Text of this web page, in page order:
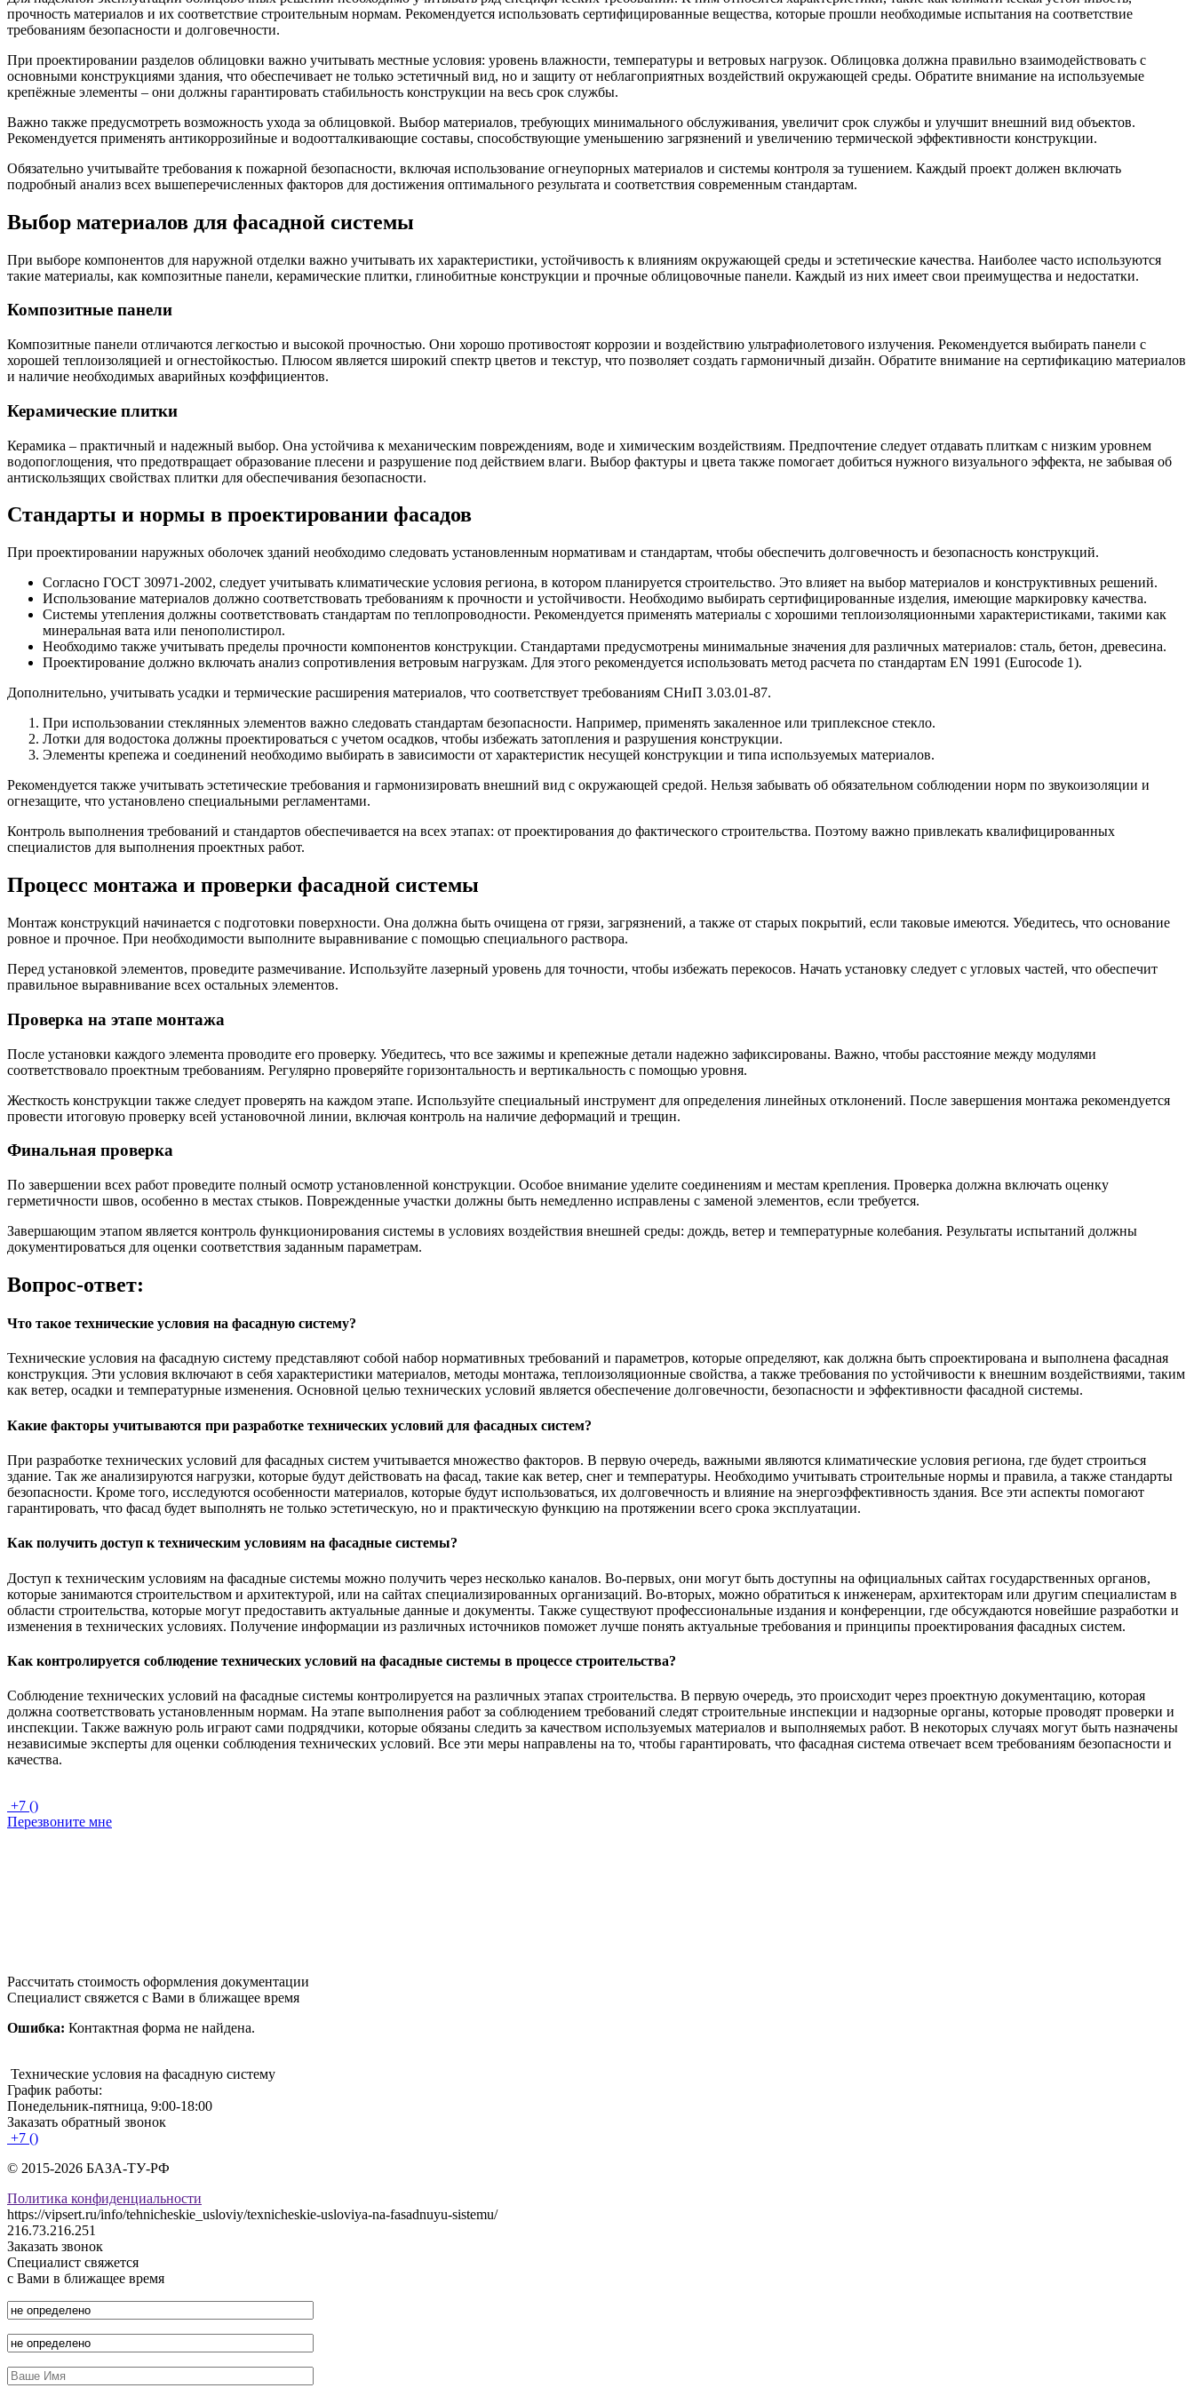
прочность материалов и их соответствие строительным нормам. Рекомендуется использовать сертифицированные вещества, которые прошли необходимые испытания на соответствие
требованиям безопасности и долговечности.
При проектировании разделов облицовки важно учитывать местные условия: уровень влажности, температуры и ветровых нагрузок. Облицовка должна правильно взаимодействовать с
основными конструкциями здания, что обеспечивает не только эстетичный вид, но и защиту от неблагоприятных воздействий окружающей среды. Обратите внимание на используемые
крепёжные элементы – они должны гарантировать стабильность конструкции на весь срок службы.
Важно также предусмотреть возможность ухода за облицовкой. Выбор материалов, требующих минимального обслуживания, увеличит срок службы и улучшит внешний вид объектов.
Рекомендуется применять антикоррозийные и водоотталкивающие составы, способствующие уменьшению загрязнений и увеличению термической эффективности конструкции.
Обязательно учитывайте требования к пожарной безопасности, включая использование огнеупорных материалов и системы контроля за тушением. Каждый проект должен включать
подробный анализ всех вышеперечисленных факторов для достижения оптимального результата и соответствия современным стандартам.
Выбор материалов для фасадной системы
При выборе компонентов для наружной отделки важно учитывать их характеристики, устойчивость к влияниям окружающей среды и эстетические качества. Наиболее часто используются
такие материалы, как композитные панели, керамические плитки, глинобитные конструкции и прочные облицовочные панели. Каждый из них имеет свои преимущества и недостатки.
Композитные панели
Композитные панели отличаются легкостью и высокой прочностью. Они хорошо противостоят коррозии и воздействию ультрафиолетового излучения. Рекомендуется выбирать панели с
хорошей теплоизоляцией и огнестойкостью. Плюсом является широкий спектр цветов и текстур, что позволяет создать гармоничный дизайн. Обратите внимание на сертификацию материалов
и наличие необходимых аварийных коэффициентов.
Керамические плитки
Керамика – практичный и надежный выбор. Она устойчива к механическим повреждениям, воде и химическим воздействиям. Предпочтение следует отдавать плиткам с низким уровнем
водопоглощения, что предотвращает образование плесени и разрушение под действием влаги. Выбор фактуры и цвета также помогает добиться нужного визуального эффекта, не забывая об
антискользящих свойствах плитки для обеспечивания безопасности.
Стандарты и нормы в проектировании фасадов
При проектировании наружных оболочек зданий необходимо следовать установленным нормативам и стандартам, чтобы обеспечить долговечность и безопасность конструкций.
Согласно ГОСТ 30971-2002, следует учитывать климатические условия региона, в котором планируется строительство. Это влияет на выбор материалов и конструктивных решений.
Использование материалов должно соответствовать требованиям к прочности и устойчивости. Необходимо выбирать сертифицированные изделия, имеющие маркировку качества.
Системы утепления должны соответствовать стандартам по теплопроводности. Рекомендуется применять материалы с хорошими теплоизоляционными характеристиками, такими как
минеральная вата или пенополистирол.
Необходимо также учитывать пределы прочности компонентов конструкции. Стандартами предусмотрены минимальные значения для различных материалов: сталь, бетон, древесина.
Проектирование должно включать анализ сопротивления ветровым нагрузкам. Для этого рекомендуется использовать метод расчета по стандартам EN 1991 (Eurocode 1).
Дополнительно, учитывать усадки и термические расширения материалов, что соответствует требованиям СНиП 3.03.01-87.
При использовании стеклянных элементов важно следовать стандартам безопасности. Например, применять закаленное или триплексное стекло.
Лотки для водостока должны проектироваться с учетом осадков, чтобы избежать затопления и разрушения конструкции.
Элементы крепежа и соединений необходимо выбирать в зависимости от характеристик несущей конструкции и типа используемых материалов.
Рекомендуется также учитывать эстетические требования и гармонизировать внешний вид с окружающей средой. Нельзя забывать об обязательном соблюдении норм по звукоизоляции и
огнезащите, что установлено специальными регламентами.
Контроль выполнения требований и стандартов обеспечивается на всех этапах: от проектирования до фактического строительства. Поэтому важно привлекать квалифицированных
специалистов для выполнения проектных работ.
Процесс монтажа и проверки фасадной системы
Монтаж конструкций начинается с подготовки поверхности. Она должна быть очищена от грязи, загрязнений, а также от старых покрытий, если таковые имеются. Убедитесь, что основание
ровное и прочное. При необходимости выполните выравнивание с помощью специального раствора.
Перед установкой элементов, проведите размечивание. Используйте лазерный уровень для точности, чтобы избежать перекосов. Начать установку следует с угловых частей, что обеспечит
правильное выравнивание всех остальных элементов.
Проверка на этапе монтажа
После установки каждого элемента проводите его проверку. Убедитесь, что все зажимы и крепежные детали надежно зафиксированы. Важно, чтобы расстояние между модулями
соответствовало проектным требованиям. Регулярно проверяйте горизонтальность и вертикальность с помощью уровня.
Жесткость конструкции также следует проверять на каждом этапе. Используйте специальный инструмент для определения линейных отклонений. После завершения монтажа рекомендуется
провести итоговую проверку всей установочной линии, включая контроль на наличие деформаций и трещин.
Финальная проверка
По завершении всех работ проведите полный осмотр установленной конструкции. Особое внимание уделите соединениям и местам крепления. Проверка должна включать оценку
герметичности швов, особенно в местах стыков. Поврежденные участки должны быть немедленно исправлены с заменой элементов, если требуется.
Завершающим этапом является контроль функционирования системы в условиях воздействия внешней среды: дождь, ветер и температурные колебания. Результаты испытаний должны
документироваться для оценки соответствия заданным параметрам.
Вопрос-ответ:
Что такое технические условия на фасадную систему?
Технические условия на фасадную систему представляют собой набор нормативных требований и параметров, которые определяют, как должна быть спроектирована и выполнена фасадная
конструкция. Эти условия включают в себя характеристики материалов, методы монтажа, теплоизоляционные свойства, а также требования по устойчивости к внешним воздействиями, таким
как ветер, осадки и температурные изменения. Основной целью технических условий является обеспечение долговечности, безопасности и эффективности фасадной системы.
Какие факторы учитываются при разработке технических условий для фасадных систем?
При разработке технических условий для фасадных систем учитывается множество факторов. В первую очередь, важными являются климатические условия региона, где будет строиться
здание. Так же анализируются нагрузки, которые будут действовать на фасад, такие как ветер, снег и температуры. Необходимо учитывать строительные нормы и правила, а также стандарты
безопасности. Кроме того, исследуются особенности материалов, которые будут использоваться, их долговечность и влияние на энергоэффективность здания. Все эти аспекты помогают
гарантировать, что фасад будет выполнять не только эстетическую, но и практическую функцию на протяжении всего срока эксплуатации.
Как получить доступ к техническим условиям на фасадные системы?
Доступ к техническим условиям на фасадные системы можно получить через несколько каналов. Во-первых, они могут быть доступны на официальных сайтах государственных органов,
которые занимаются строительством и архитектурой, или на сайтах специализированных организаций. Во-вторых, можно обратиться к инженерам, архитекторам или другим специалистам в
области строительства, которые могут предоставить актуальные данные и документы. Также существуют профессиональные издания и конференции, где обсуждаются новейшие разработки и
изменения в технических условиях. Получение информации из различных источников поможет лучше понять актуальные требования и принципы проектирования фасадных систем.
Как контролируется соблюдение технических условий на фасадные системы в процессе строительства?
Соблюдение технических условий на фасадные системы контролируется на различных этапах строительства. В первую очередь, это происходит через проектную документацию, которая
должна соответствовать установленным нормам. На этапе выполнения работ за соблюдением требований следят строительные инспекции и надзорные органы, которые проводят проверки и
инспекции. Также важную роль играют сами подрядчики, которые обязаны следить за качеством используемых материалов и выполняемых работ. В некоторых случаях могут быть назначены
независимые эксперты для оценки соблюдения технических условий. Все эти меры направлены на то, чтобы гарантировать, что фасадная система отвечает всем требованиям безопасности и
качества.
+7 ()
Перезвоните мне
Рассчитать стоимость оформления документации
Специалист свяжется с Вами в ближащее время
Ошибка: Контактная форма не найдена.
Технические условия на фасадную систему
График работы:
Понедельник-пятница, 9:00-18:00
Заказать обратный звонок
+7 ()
© 2015-2026 БАЗА-ТУ-РФ
Политика конфиденциальности
https://vipsert.ru/info/tehnicheskie_usloviy/texnicheskie-usloviya-na-fasadnuyu-sistemu/
216.73.216.251
Заказать звонок
Специалист свяжется
с Вами в ближащее время